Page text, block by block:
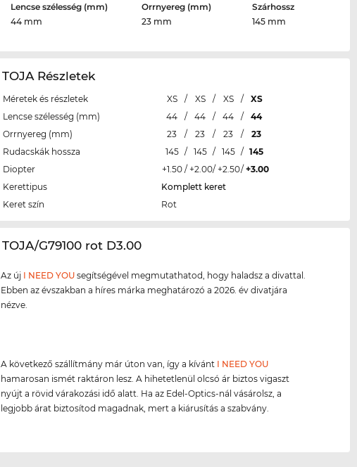
Lencse szélesség (mm)
44 mm
Orrnyereg (mm)
23 mm
Szárhossz
145 mm
TOJA Részletek
Méretek és részletek XS / XS / XS /
XS
Lencse szélesség (mm)
44 / 44 / 44 /
44
Orrnyereg (mm)
23 / 23 / 23 /
23
Rudacskák hossza
145 / 145 / 145 / 145
Diopter
+1.50 / +2.00/ +2.50/ +3.00
Kerettipus
Komplett keret
Keret szín
Rot
‌TOJA/G79100 rot D3.00
Az új I NEED YOU segítségével megmutathatod, hogy haladsz a divattal.
Ebben az évszakban a híres márka meghatározó a 2026. év divatjára
nézve.
A következő szállítmány már úton van, így a kívánt I NEED YOU
hamarosan ismét raktáron lesz. A hihetetlenül olcsó ár biztos vigaszt
nyújt a rövid várakozási idő alatt. Ha az Edel-Optics-nál vásárolsz, a
legjobb árat biztosítod magadnak, mert a kiárusítás a szabvány.